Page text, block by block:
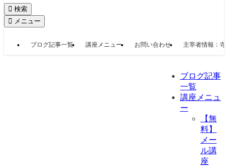
検索
メニュー
ブログ記事一覧 講座メニュー お問い合わせ 主宰者情報：寺
ブログ記事
一覧
講座メニュ
ー
【無
料】
メー
ル講
座